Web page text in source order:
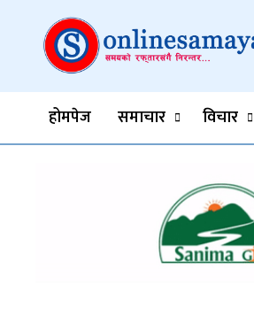
content
Onlinesamaya.com
Nepal News Portal, Business, Hot
होमपेज समाचार विचार